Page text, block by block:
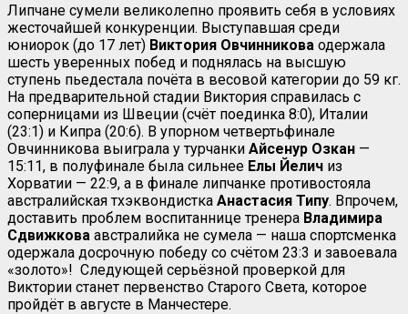
Липчане сумели великолепно проявить себя в условиях
жесточайшей конкуренции. Выступавшая среди
юниорок (до 17 лет) Виктория Овчинникова одержала
шесть уверенных побед и поднялась на высшую
ступень пьедестала почёта в весовой категории до 59 кг.
На предварительной стадии Виктория справилась с
соперницами из Швеции (счёт поединка 8:0), Италии
(23:1) и Кипра (20:6). В упорном четвертьфинале
Овчинникова выиграла у турчанки Айсенур Озкан —
15:11, в полуфинале была сильнее Елы Йелич из
Хорватии — 22:9, а в финале липчанке противостояла
австралийская тхэквондистка Анастасия Типу. Впрочем,
доставить проблем воспитаннице тренера Владимира
Сдвижкова австралийка не сумела — наша спортсменка
одержала досрочную победу со счётом 23:3 и завоевала
«золото»! Следующей серьёзной проверкой для
Виктории станет первенство Старого Света, которое
пройдёт в августе в Манчестере.